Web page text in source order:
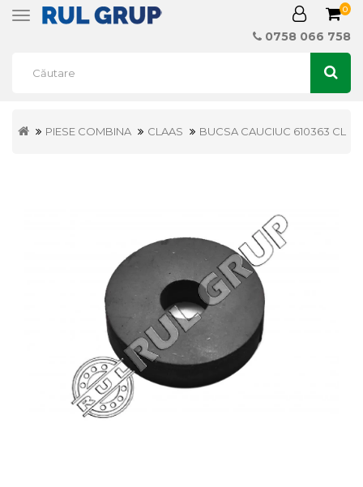
Toggle
0
0758 066 758
PIESE COMBINA CLAAS BUCSA CAUCIUC 610363 CL